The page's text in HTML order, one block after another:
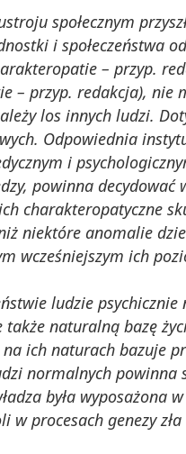
społecznym
i społeczeństwa
– przyp.
– przyp. redakcja),
los innych ludzi.
Odpowiednia
i
powinna
charakteropatyczne
niektóre anomalie
wcześniejszym ich
ludzie
także naturalną bazę
na ich naturach bazuje
normalnych powinna
była wyposażona
w procesach genezy